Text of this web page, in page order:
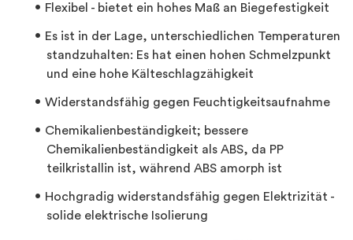
Flexibel - bietet ein hohes Maß an Biegefestigkeit
Es ist in der Lage, unterschiedlichen Temperaturen
standzuhalten: Es hat einen hohen Schmelzpunkt
und eine hohe Kälteschlagzähigkeit
Widerstandsfähig gegen Feuchtigkeitsaufnahme
Chemikalienbeständigkeit; bessere
Chemikalienbeständigkeit als ABS, da PP
teilkristallin ist, während ABS amorph ist
Hochgradig widerstandsfähig gegen Elektrizität -
solide elektrische Isolierung